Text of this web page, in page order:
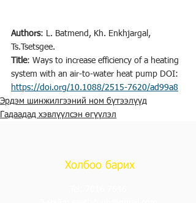
Authors: L. Batmend, Kh. Enkhjargal,
Ts.Tsetsgee.
Title: Ways to increase efficiency of a heating
system with an air-to-water heat pump DOI:
https://doi.org/10.1088/2515-7620/ad99a8
Эрдэм шинжилгээний ном бүтээлүүд
Гадаадад хэвлүүлсэн өгүүлэл
Холбоо барих